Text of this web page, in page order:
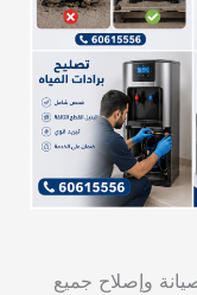
24 ساعة | صيانة وإصلاح جميع